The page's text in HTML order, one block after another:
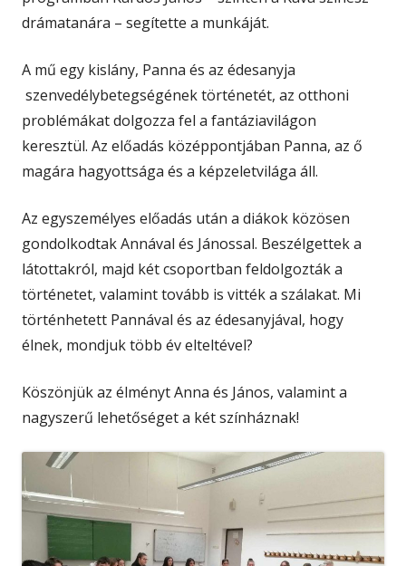
drámatanára – segítette a munkáját.
A mű egy kislány, Panna és az édesanyja
szenvedélybetegségének történetét, az otthoni
problémákat dolgozza fel a fantáziavilágon
keresztül. Az előadás középpontjában Panna, az ő
magára hagyottsága és a képzeletvilága áll.
Az egyszemélyes előadás után a diákok közösen
gondolkodtak Annával és Jánossal. Beszélgettek a
látottakról, majd két csoportban feldolgozták a
történetet, valamint tovább is vitték a szálakat. Mi
történhetett Pannával és az édesanyjával, hogy
élnek, mondjuk több év elteltével?
Köszönjük az élményt Anna és János, valamint a
nagyszerű lehetőséget a két színháznak!